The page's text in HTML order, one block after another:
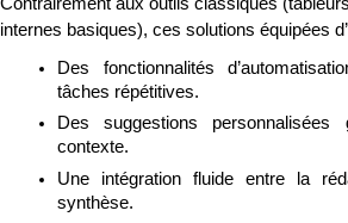
internes basiques), ces solutions équipées
Des fonctionnalités
tâches répétitives.
Des suggestions
contexte.
Une intégration fluide entre la
synthèse.